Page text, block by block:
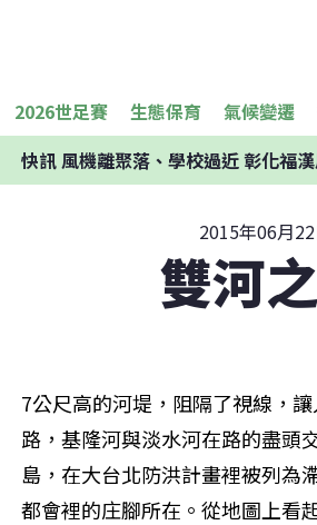
2026世足賽 生態保育 氣候變遷
快訊風機離聚落、學校過近 彰化福
2015年06月
雙河
7公尺高的河堤，阻隔了視線，
路，基隆河與淡水河在路的盡頭
島，在大台北防洪計畫裡被列為
都會裡的庄腳所在。從地圖上看